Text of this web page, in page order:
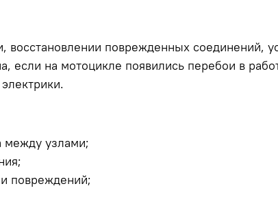
поврежденных соединений,
если на мотоцикле появились перебои в
между узлами;
повреждений;